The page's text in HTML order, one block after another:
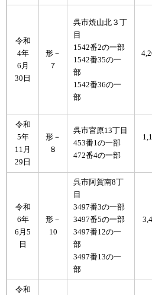
令和
4年
6月
30日
形－
７
呉市焼山北３丁
目
1542番2の一部
1542番35の一
部
1542番36の一
部
令和
5年
11月
29日
形－
８
呉市宮原13丁目
453番1の一部
472番4の一部
令和
6年
6月5
日
形－
10
呉市阿賀南8丁
目
3497番3の一部
3497番5の一部
3497番12の一
部
3497番13の一
部
令和